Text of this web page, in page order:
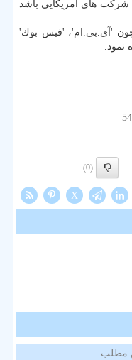
شركت های آمریكایی باشد
'آی.بی.ام'، 'فیس بوك'
نمود.
(0)
X
مطلب